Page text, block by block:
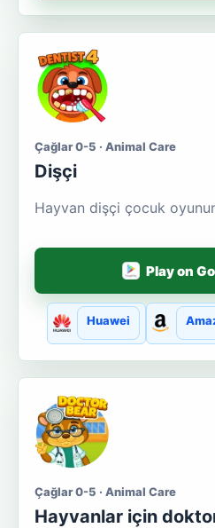
Çağlar 0-5 · Animal Care
Dişçi
Hayvan dişçi çocuk
Play on
Huawei
Çağlar 0-5 · Animal Care
Hayvanlar için